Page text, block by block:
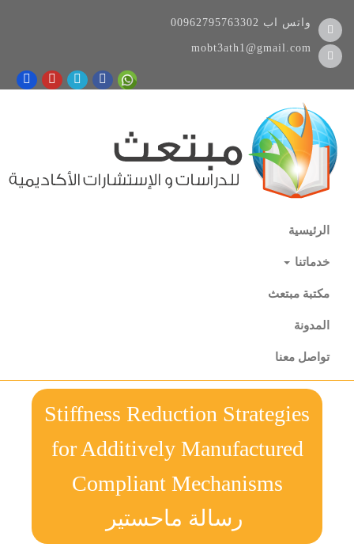
00962795763302 واتس اب
mobt3ath1@gmail.com
الرئيسية
خدماتنا
مكتبة مبتعث
المدونة
تواصل معنا
Stiffness Reduction Strategies
for Additively Manufactured
Compliant Mechanisms
رسالة ماحستير